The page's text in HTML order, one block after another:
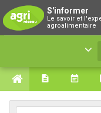
S'informer
Le savoir et
agroalimentaire
Le savoir et